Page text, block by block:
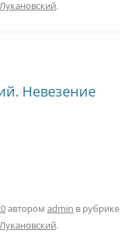
.
Невезение
автором admin в рубрике
.